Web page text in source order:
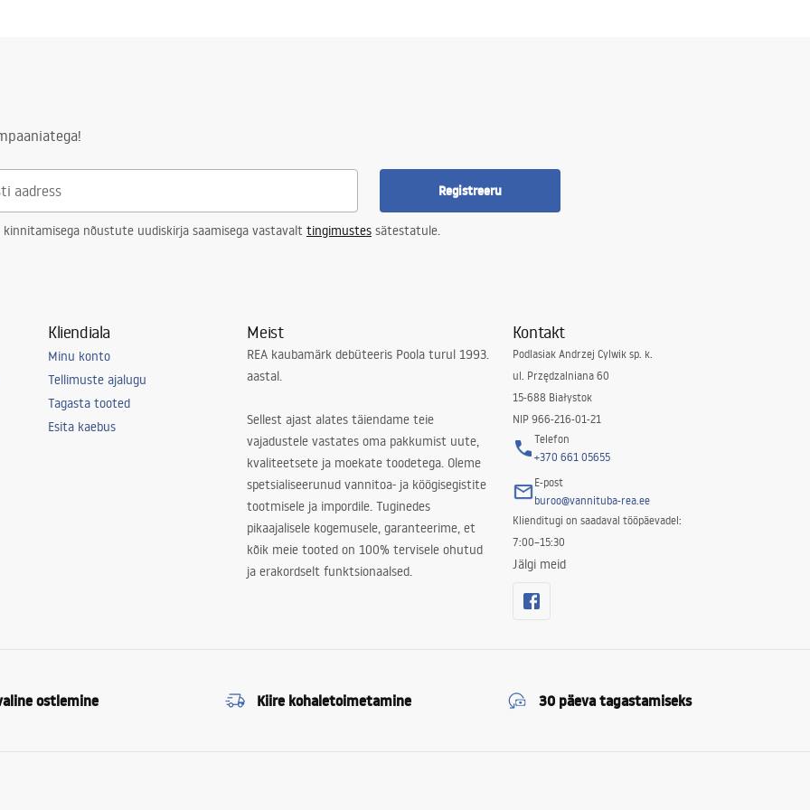
sõelaga, Kinnitusklambrid,
sõelaga
pestav
Registreeru
kinnitamisega nõustute uudiskirja saamisega vastavalt tingimustes sätestatule.
Kliendiala
Minu konto
Tellimuste ajalugu
Tagasta tooted
Esita kaebus
Meist
REA kaubamärk debüteeris Poola turul 1993.
aastal.
Sellest ajast alates täiendame teie
vajadustele vastates oma pakkumist uute,
kvaliteetsete ja moekate toodetega. Oleme
spetsialiseerunud vannitoa- ja köögisegistite
tootmisele ja impordile. Tuginedes
pikaajalisele kogemusele, garanteerime, et
kõik meie tooted on 100% tervisele ohutud
ja erakordselt funktsionaalsed.
Kontakt
Podlasiak Andrzej Cylwik sp. k.
ul. Przędzalniana 60
15-688 Białystok
NIP 966-216-01-21
Telefon
+370 661 05655
E-post
buroo@vannituba-rea.ee
Klienditugi on saadaval tööpäevadel:
7:00–15:30
Jälgi meid
ostlemine Kiire kohaletoimetamine 30 päeva tagastamiseks